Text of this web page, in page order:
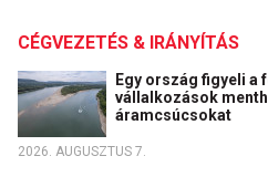
CÉGVEZETÉS & IRÁNYÍTÁS
Egy ország figyeli a
vállalkozások
áramcsúcsokat
2026. AUGUSZTUS 7.